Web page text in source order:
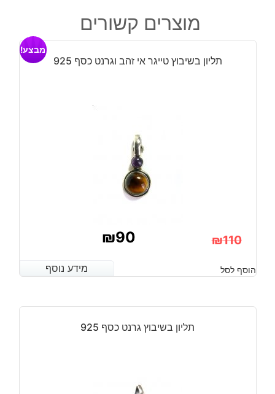
משובצת
4
אמטיסט
מוצרים קשורים
תליון בשיבוץ טייגר אי זהב וגרנט כסף 925
מבצע!
₪110
המקורי
היה:
₪90
הנוכחי
הוא:
מידע נוסף הוסף לסל מידע נוסף
תליון בשיבוץ גרנט כסף 925